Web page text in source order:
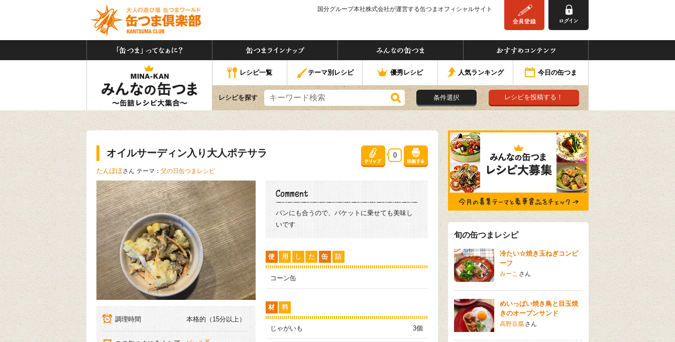
国分グループ本社株式会社が運営する缶つまオフィシャルサイト
「缶つま」ってなぁに？ 缶つまラインナップ みんなの缶つま
みんなの缶つま
レシピ一覧
テーマ別レシピ 優秀レシピ 人気ランキング 今日の缶つま
レシピを探す 条件選択 レシピを投稿する！
オイルサーディン入り大人ポテサラ
たんぽぽさん テーマ： 父の日缶つまレシピ
0
調理時間 本格的（15分以上）
パンにも合うので、バケットに乗せても美味し
いです
使 用 し た 缶 詰
コーン缶
材 料
じゃがいも 3個
旬の缶つまレシピ
冷たい☆焼き玉ねぎコンビ
ーフ
みーこ さん
めいっぱい焼き鳥と目玉焼
きのオープンサンド
高野豆腐 さん